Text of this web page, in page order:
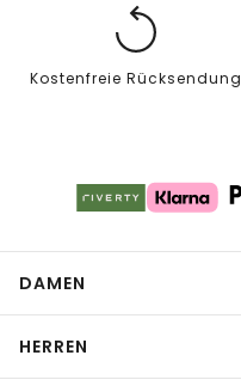
Kostenfreie Rücksendung
DAMEN
HERREN